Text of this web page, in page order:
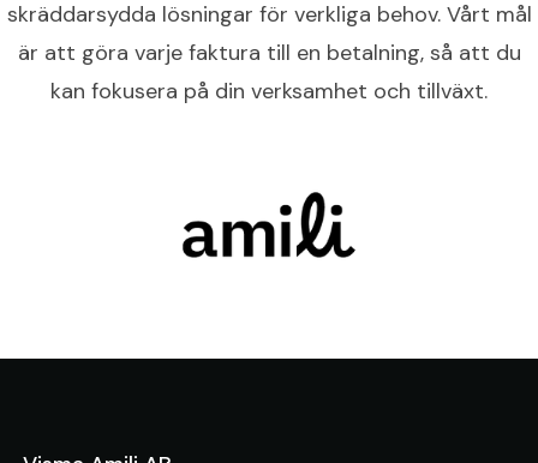
skräddarsydda lösningar för verkliga behov. Vårt mål
är att göra varje faktura till en betalning, så att du
kan fokusera på din verksamhet och tillväxt.